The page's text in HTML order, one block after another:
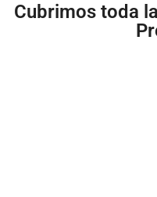
Cubrimos toda